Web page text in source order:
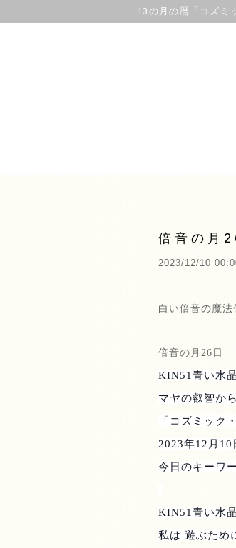
13の月の暦「コズミ
倍音の月
2023/12/10
白い倍音の魔法
倍音の月 26 日
KIN51 青い水
マヤの叡智か
「コズミック
2023年12 月 10
今日のキーワ
KIN51 青い水
私は 遊ぶため